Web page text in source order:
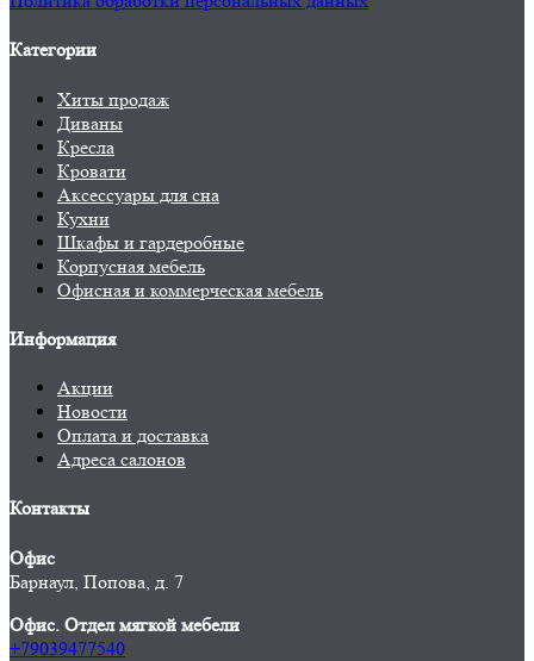
Категории
Хиты продаж
Диваны
Кресла
Кровати
Аксессуары для сна
Кухни
Шкафы и гардеробные
Корпусная мебель
Офисная и коммерческая мебель
Информация
Акции
Новости
Оплата и доставка
Адреса салонов
Контакты
Офис
Барнаул, Попова, д. 7
Офис. Отдел мягкой мебели
+79039477540